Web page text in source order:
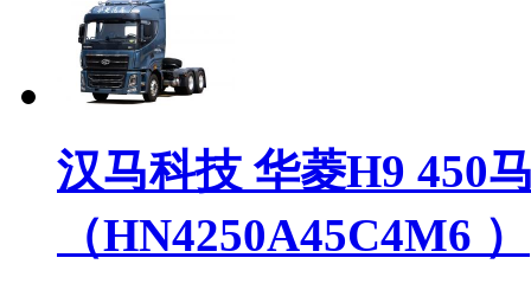
汉马科技 华菱H9 450
（HN4250A45C4M6 ）